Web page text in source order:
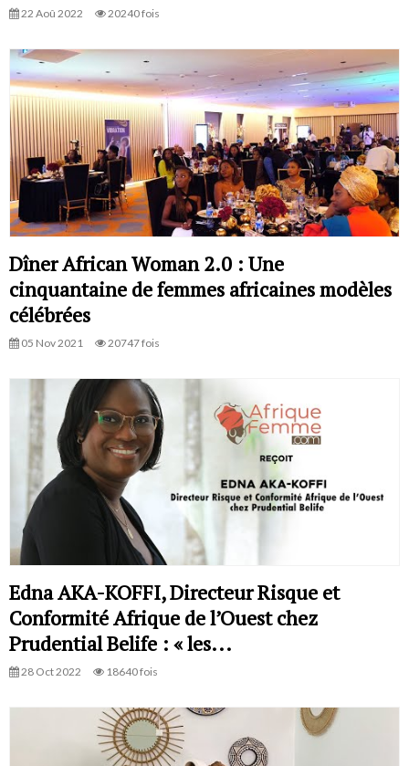
22 Aoû 2022 20240 fois
Dîner African Woman 2.0 : Une
cinquantaine de femmes africaines modèles
célébrées
05 Nov 2021 20747 fois
Edna AKA-KOFFI, Directeur Risque et
Conformité Afrique de l’Ouest chez
Prudential Belife : « les...
28 Oct 2022 18640 fois